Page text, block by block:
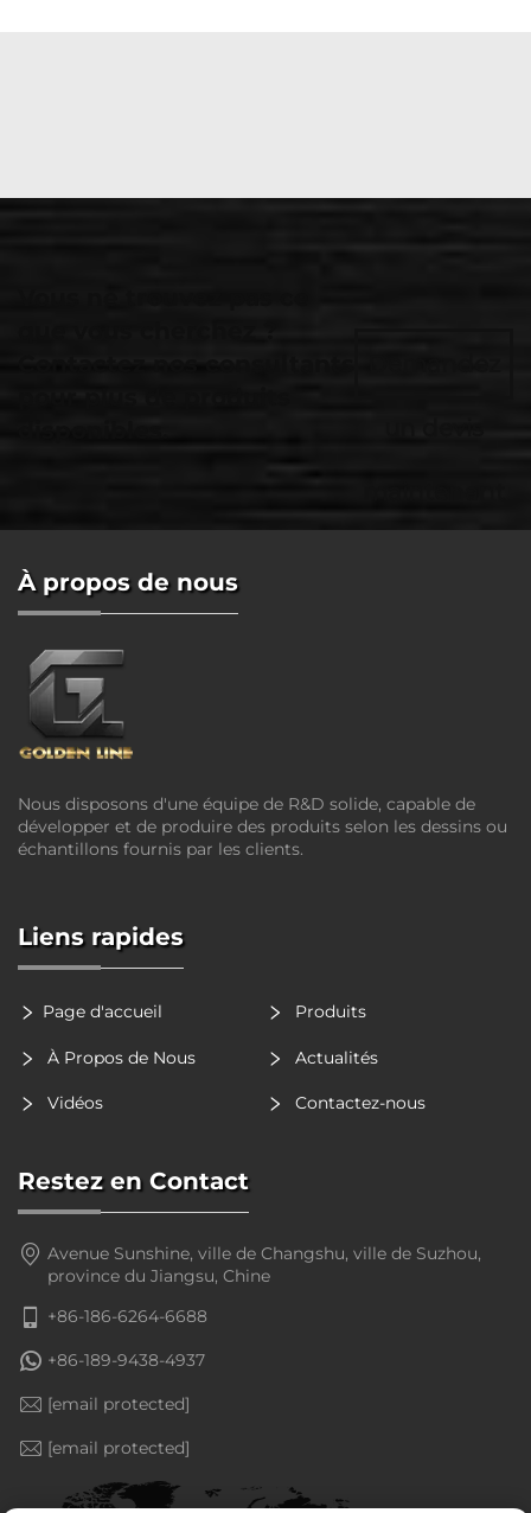
À propos de nous
Nous disposons d'une équipe de R&D solide, capable de
développer et de produire des produits selon les dessins ou
échantillons fournis par les clients.
Liens rapides
Page d'accueil Produits
À Propos de Nous Actualités
Vidéos Contactez-nous
Restez en Contact
Avenue Sunshine, ville de Changshu, ville de Suzhou,
province du Jiangsu, Chine
+86-186-6264-6688
+86-189-9438-4937
[email protected]
[email protected]